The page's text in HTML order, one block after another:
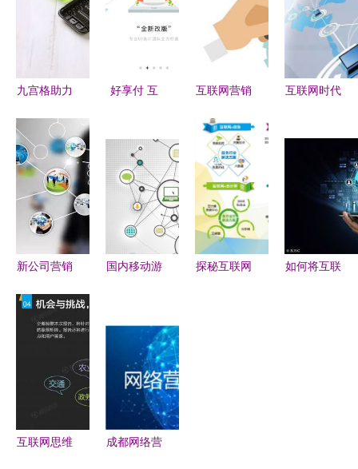
九宫格助力
料制品 互
联网销售腾
飞的新引擎
好享付 互
势力还是监
管灰色地
带？
互联网营销
业如何做好
网络营销与
互联网销售
互联网时代
销售企业创
大战略驱动
的数字化新
新公司营销
营销与传统
合
国内移动游
从流量争夺
到生态运营
的转变
探秘互联网
如何将互联
互联网思维
成都网络营